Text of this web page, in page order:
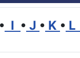
• I • J • K • L